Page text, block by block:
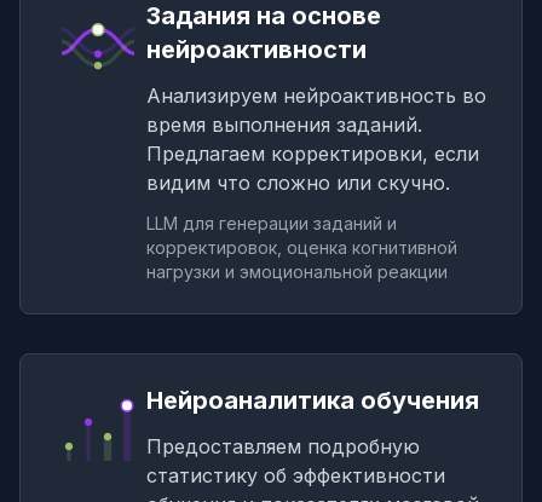
Задания на основе
нейроактивности
Анализируем нейроактивность во
время выполнения заданий.
Предлагаем корректировки, если
видим что сложно или скучно.
LLM для генерации заданий и
корректировок, оценка когнитивной
нагрузки и эмоциональной реакции
Нейроаналитика обучения
Предоставляем подробную
статистику об эффективности